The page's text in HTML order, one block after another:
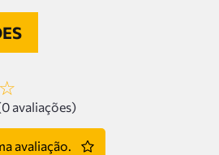
☆
avaliações)
avaliação.